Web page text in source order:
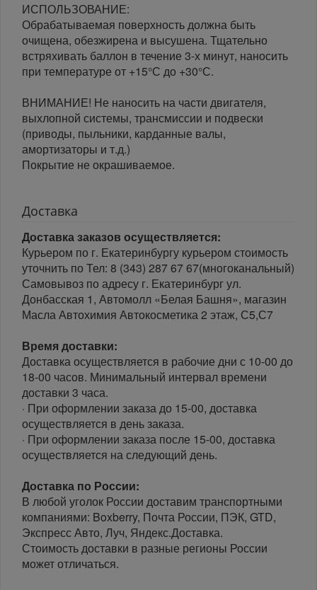
ИСПОЛЬЗОВАНИЕ:
Обрабатываемая поверхность должна быть
очищена, обезжирена и высушена. Тщательно
встряхивать баллон в течение 3-х минут, наносить
при температуре от +15°С до +30°С.
ВНИМАНИЕ! Не наносить на части двигателя,
выхлопной системы, трансмиссии и подвески
(приводы, пыльники, карданные валы,
амортизаторы и т.д.)
Покрытие не окрашиваемое.
Доставка
Доставка заказов осуществляется:
Курьером по г. Екатеринбургу курьером стоимость
уточнить по Тел: 8 (343) 287 67 67(многоканальный)
Самовывоз по адресу г. Екатеринбург ул.
Донбасская 1, Автомолл «Белая Башня», магазин
Масла Автохимия Автокосметика 2 этаж, С5,С7
Время доставки:
Доставка осуществляется в рабочие дни с 10-00 до
18-00 часов. Минимальный интервал времени
доставки 3 часа.
· При оформлении заказа до 15-00, доставка
осуществляется в день заказа.
· При оформлении заказа после 15-00, доставка
осуществляется на следующий день.
Доставка по России:
В любой уголок России доставим транспортными
компаниями: Boxberry, Почта России, ПЭК, GTD,
Экспресс Авто, Луч, Яндекс.Доставка.
Стоимость доставки в разные регионы России
может отличаться.